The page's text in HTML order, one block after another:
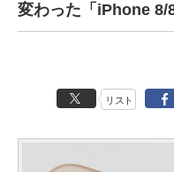
変わった「iPhone 8/
リスト